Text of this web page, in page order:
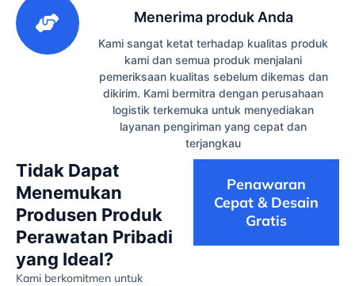
Menerima produk Anda
Kami sangat ketat terhadap kualitas produk
kami dan semua produk menjalani
pemeriksaan kualitas sebelum dikemas dan
dikirim. Kami bermitra dengan perusahaan
logistik terkemuka untuk menyediakan
layanan pengiriman yang cepat dan
terjangkau
Tidak Dapat
Menemukan
Produsen Produk
Perawatan Pribadi
yang Ideal?
Kami berkomitmen untuk
Penawaran
Cepat & Desain
Gratis